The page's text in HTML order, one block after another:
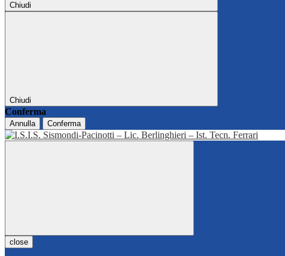
Chiudi
Chiudi
Conferma
Annulla Conferma
close